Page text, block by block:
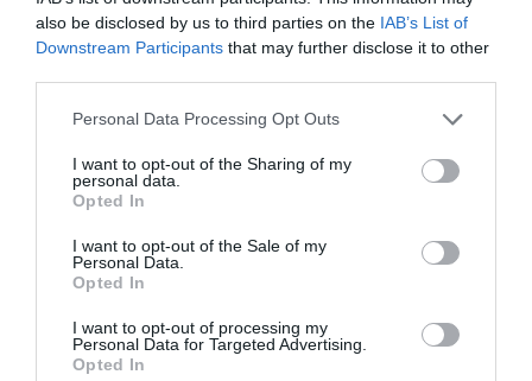
also be disclosed by us to third parties on the IAB’s List of
Downstream Participants that may further disclose it to other
Please note that this website/app uses one or more Google
not limited to your visit or usage behaviour. You may click to
grant or deny consent to Google and its third-party tags to
use your data for below specified purposes in below Google
consent section.
Personal Data Processing Opt Outs
I want to opt-out of the Sharing of my
personal data.
Opted In
I want to opt-out of the Sale of my
Personal Data.
Opted In
I want to opt-out of processing my
Personal Data for Targeted Advertising.
Opted In
ΠΕΡΙΣΣΟΤΕΡA